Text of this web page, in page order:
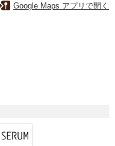
Google Maps アプリで開く